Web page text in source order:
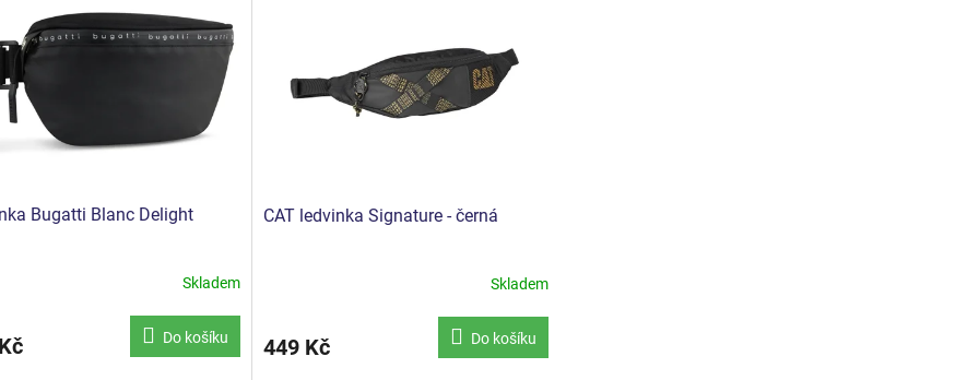
Bugatti Blanc Delight
Skladem
Do košíku
CAT ledvinka Signature - černá
Skladem
449 Kč Do košíku